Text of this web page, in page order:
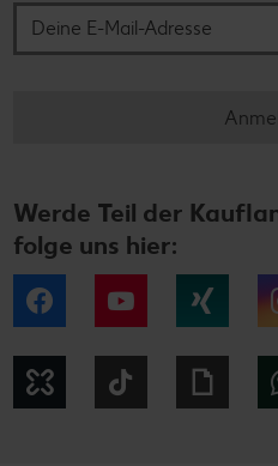
Werde Teil der
folge uns hier:
Facebook YouTube
Kununu Giphy